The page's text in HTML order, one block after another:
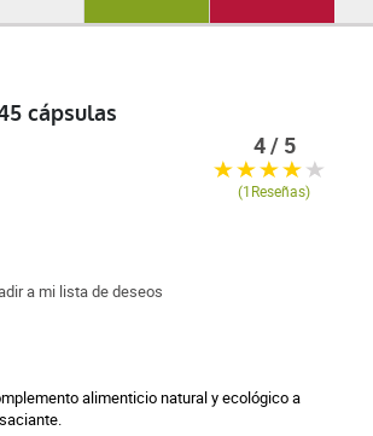
KRW
cápsulas
alimenticio natural y ecológico a
4 / 5
(1Reseñas)
a mi lista de deseos